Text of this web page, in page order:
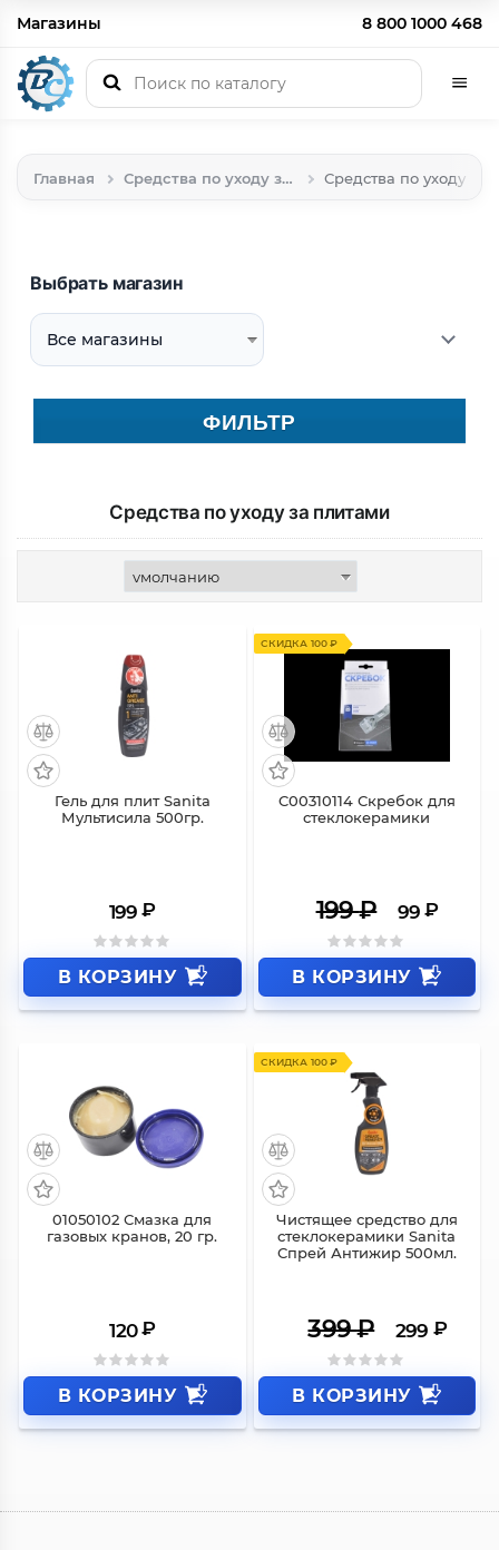
Магазины 8 800 1000 468
Главная Средства по уходу за техникой Средства по уходу за
Выбрать магазин
ФИЛЬТР
Средства по уходу за плитами
Гель для плит Sanita
Мультисила 500гр.
199 ₽
В КОРЗИНУ
СКИДКА 100 ₽
C00310114 Скребок для
стеклокерамики
199₽ 99 ₽
В КОРЗИНУ
01050102 Смазка для
газовых кранов, 20 гр.
120 ₽
В КОРЗИНУ
Чистящее средство для
стеклокерамики Sanita
Спрей Антижир 500мл.
399₽ 299 ₽
В КОРЗИНУ